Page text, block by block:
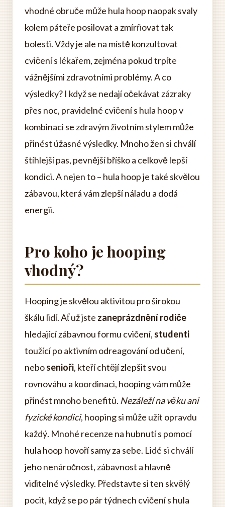
vhodné obruče může hula hoop naopak svaly
kolem páteře posilovat a zmírňovat tak
bolesti. Vždy je ale na místě konzultovat
cvičení s lékařem, zejména pokud trpíte
vážnějšími zdravotními problémy. A co
výsledky? I když se nedají očekávat zázraky
přes noc, pravidelné cvičení s hula hoop v
kombinaci se zdravým životním stylem může
přinést úžasné výsledky. Mnoho žen si chválí
štíhlejší pas, pevnější bříško a celkově lepší
kondici. A nejen to – hula hoop je také skvělou
zábavou, která vám zlepší náladu a dodá
energii.
Pro koho je hooping
vhodný?
Hooping je skvělou aktivitou pro širokou
škálu lidí. Ať už jste zaneprázdnění rodiče
hledající zábavnou formu cvičení, studenti
toužící po aktivním odreagování od učení,
nebosenioři, kteří chtějí zlepšit svou
rovnováhu a koordinaci, hooping vám může
přinést mnoho benefitů. Nezáleží na věku ani
fyzické kondici, hooping si může užít opravdu
každý. Mnohé recenze na hubnutí s pomocí
hula hoop hovoří samy za sebe. Lidé si chválí
jeho nenáročnost, zábavnost a hlavně
viditelné výsledky. Představte si ten skvělý
pocit, když se po pár týdnech cvičení s hula